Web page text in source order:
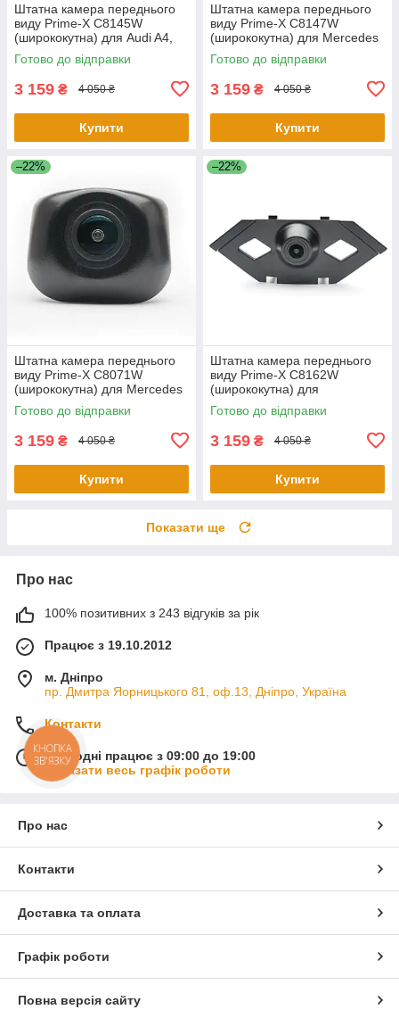
Штатна камера переднього
виду Prime-X C8145W
(ширококутна) для Audi A4,
A4L 2017-2018
Готово до відправки
3 159 ₴ 4 050 ₴
Купити
Штатна камера переднього
виду Prime-X C8147W
(ширококутна) для Mercedes
E-class 2016-2019
Готово до відправки
3 159 ₴ 4 050 ₴
Купити
–22%
Штатна камера переднього
виду Prime-X С8071W
(ширококутна) для Mercedes
S-Class W222, V222, X222
2015-2017
Готово до відправки
3 159 ₴ 4 050 ₴
Купити
–22%
Штатна камера переднього
виду Prime-X C8162W
(ширококутна) для
Volkswagen Tiguan L 2016
2017
Готово до відправки
3 159 ₴ 4 050 ₴
Купити
Показати ще
Про нас
100% позитивних з 243 відгуків за рік
Працює з 19.10.2012
м. Дніпро
пр. Дмитра Яорницького 81, оф.13, Дніпро, Україна
Контакти
Сьогодні працює з 09:00 до 19:00
Показати весь графік роботи
Про нас
Контакти
Доставка та оплата
Графік роботи
Повна версія сайту
КНОПКА
ЗВ'ЯЗКУ